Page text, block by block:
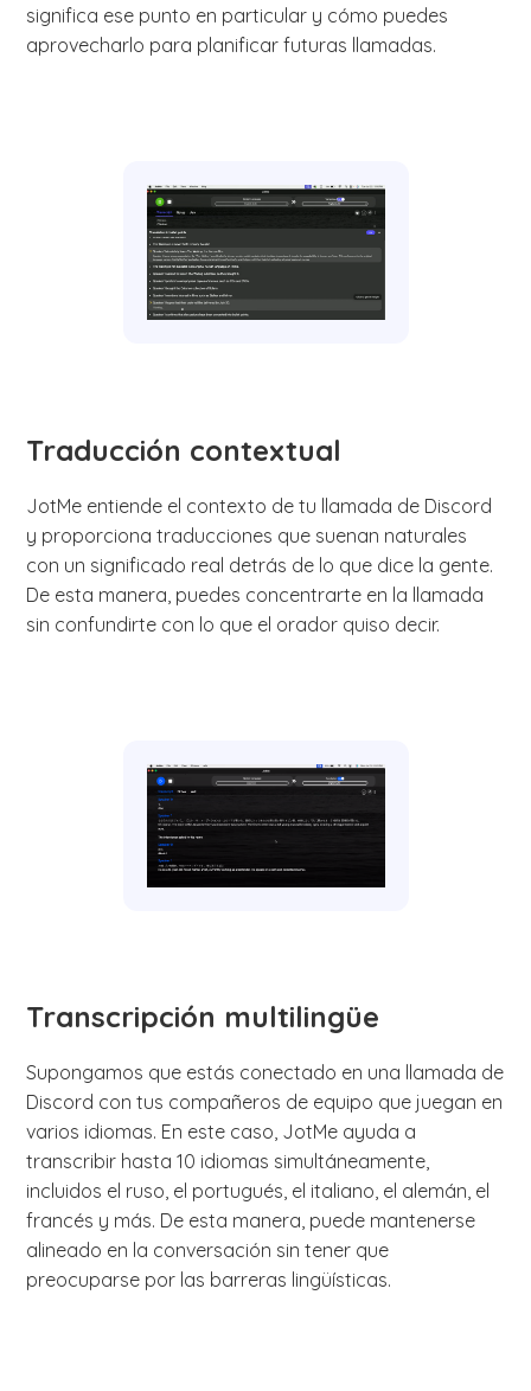
significa ese punto en particular y cómo puedes
aprovecharlo para planificar futuras llamadas.
Traducción contextual
JotMe entiende el contexto de tu llamada de Discord
y proporciona traducciones que suenan naturales
con un significado real detrás de lo que dice la gente.
De esta manera, puedes concentrarte en la llamada
sin confundirte con lo que el orador quiso decir.
Transcripción multilingüe
Supongamos que estás conectado en una llamada de
Discord con tus compañeros de equipo que juegan en
varios idiomas. En este caso, JotMe ayuda a
transcribir hasta 10 idiomas simultáneamente,
incluidos el ruso, el portugués, el italiano, el alemán, el
francés y más. De esta manera, puede mantenerse
alineado en la conversación sin tener que
preocuparse por las barreras lingüísticas.